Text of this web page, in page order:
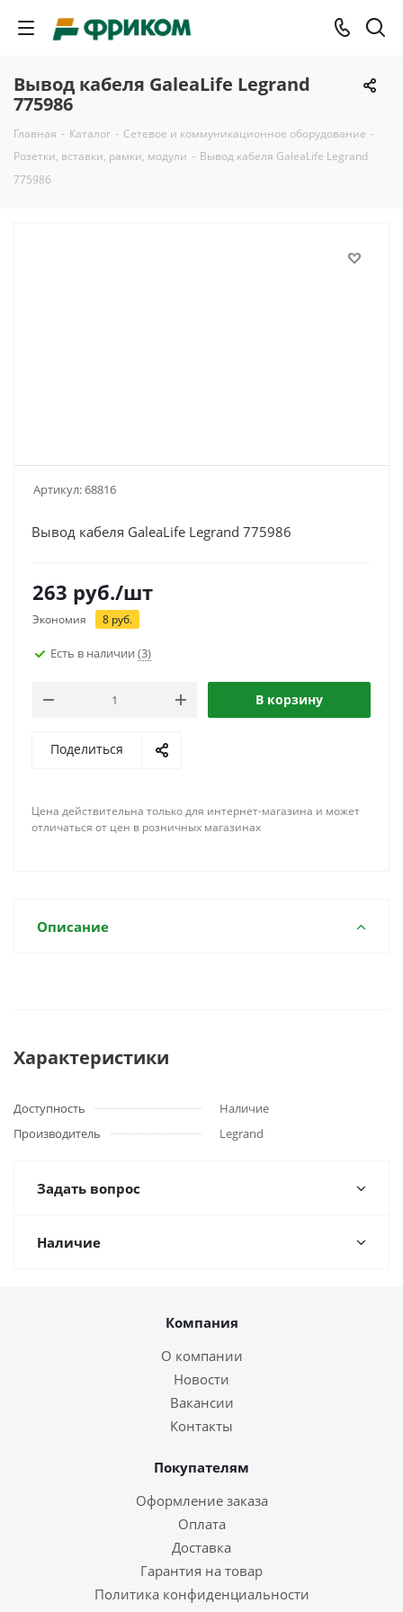
Вывод кабеля GaleaLife Legrand
775986
Главная - Каталог - Сетевое и коммуникационное оборудование -
Розетки, вставки, рамки, модули - Вывод кабеля GaleaLife Legrand
775986
Артикул:68816
Вывод кабеля GaleaLife Legrand 775986
263 руб./шт
Экономия 8 руб.
Есть в наличии (3)
В корзину
Поделиться
Цена действительна только для интернет-магазина и может
отличаться от цен в розничных магазинах
Описание
Характеристики
Доступность
Наличие
Производитель
Legrand
Задать вопрос
Наличие
Компания
О компании
Новости
Вакансии
Контакты
Покупателям
Оформление заказа
Оплата
Доставка
Гарантия на товар
Политика конфиденциальности